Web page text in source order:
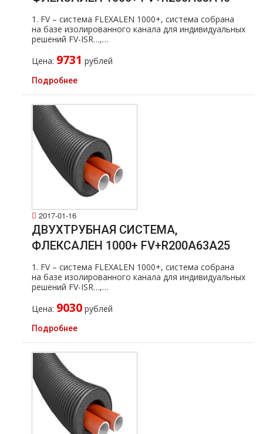
1. FV – система FLEXALEN 1000+, система собрана
на базе изолированного канала для индивидуальных
решений FV-ISR…,…
Цена: 9731 рублей
Подробнее
2017-01-16
ДВУХТРУБНАЯ СИСТЕМА,
ФЛЕКСАЛЕН 1000+ FV+R200A63A25
1. FV – система FLEXALEN 1000+, система собрана
на базе изолированного канала для индивидуальных
решений FV-ISR…,…
Цена: 9030 рублей
Подробнее